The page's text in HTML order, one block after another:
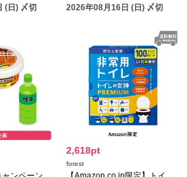
(日) 〆切
2026年08月16日 (日) 〆切
2,618pt
forest